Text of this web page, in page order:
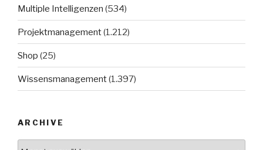
Multiple Intelligenzen (534)
Projektmanagement(1.212)
Shop (25)
Wissensmanagement(1.397)
ARCHIVE